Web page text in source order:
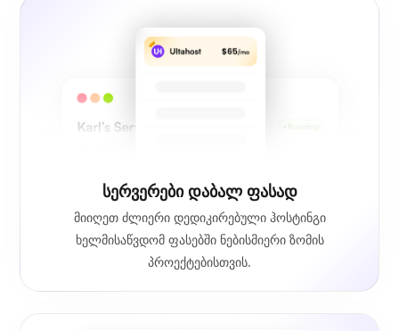
სერვერები დაბალ ფასად
მიიღეთ ძლიერი დედიკირებული ჰოსტინგი
ხელმისაწვდომ ფასებში ნებისმიერი ზომის
პროექტებისთვის.